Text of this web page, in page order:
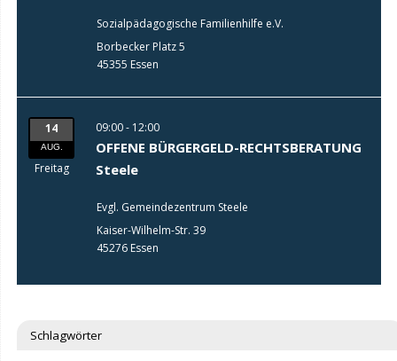
Sozialpädagogische Familienhilfe e.V.
Borbecker Platz 5
45355 Essen
14
AUG.
Freitag
09:00 - 12:00
OFFENE BÜRGERGELD-RECHTSBERATUNG
Steele
Evgl. Gemeindezentrum Steele
Kaiser-Wilhelm-Str. 39
45276 Essen
Schlagwörter